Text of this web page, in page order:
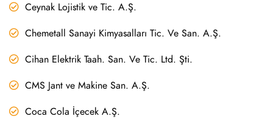
Ceynak Lojistik ve Tic. A.Ş.
Chemetall Sanayi Kimyasalları Tic. Ve San. A.Ş.
Cihan Elektrik Taah. San. Ve Tic. Ltd. Şti.
CMS Jant ve Makine San. A.Ş.
Coca Cola İçecek A.Ş.